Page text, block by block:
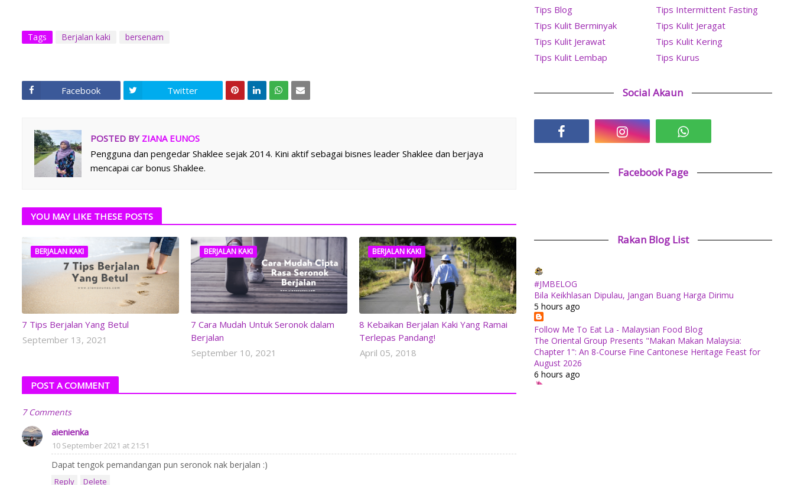
Tags Berjalan kaki bersenam
Facebook Twitter
POSTED BYZIANA EUNOS
Pengguna dan pengedar Shaklee sejak 2014. Kini aktif sebagai bisnes leader Shaklee dan berjaya
mencapai car bonus Shaklee.
YOU MAY LIKE THESE POSTS
BERJALAN KAKI
7 Tips Berjalan Yang Betul
September 13, 2021
BERJALAN KAKI
7 Cara Mudah Untuk Seronok dalam
Berjalan
September 10, 2021
BERJALAN KAKI
8 Kebaikan Berjalan Kaki Yang Ramai
Terlepas Pandang!
April 05, 2018
POST A COMMENT
7 Comments
aienienka
10 September 2021 at 21:51
Dapat tengok pemandangan pun seronok nak berjalan :)
Reply Delete
Tips Blog
Tips Intermittent Fasting
Tips Kulit Berminyak
Tips Kulit Jeragat
Tips Kulit Jerawat
Tips Kulit Kering
Tips Kulit Lembap
Tips Kurus
Social Akaun
Facebook Page
Rakan Blog List
#JMBELOG
Bila Keikhlasan Dipulau, Jangan Buang Harga Dirimu
5 hours ago
Follow Me To Eat La - Malaysian Food Blog
The Oriental Group Presents "Makan Makan Malaysia:
Chapter 1": An 8-Course Fine Cantonese Heritage Feast for
August 2026
6 hours ago